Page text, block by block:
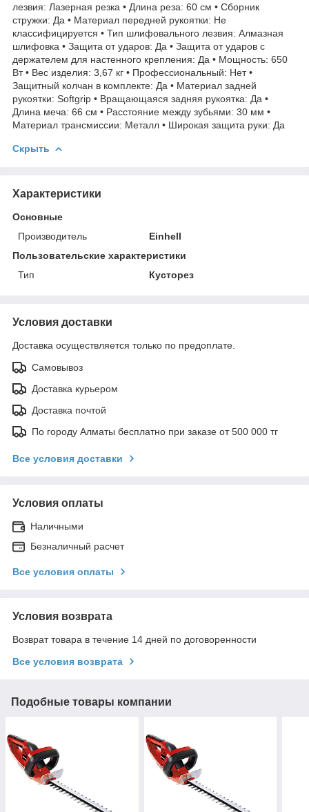
лезвия: Лазерная резка • Длина реза: 60 ​​см • Сборник
стружки: Да • Материал передней рукоятки: Не
классифицируется • Тип шлифовального лезвия: Алмазная
шлифовка • Защита от ударов: Да • Защита от ударов с
держателем для настенного крепления: Да • Мощность: 650
Вт • Вес изделия: 3,67 кг • Профессиональный: Нет •
Защитный колчан в комплекте: Да • Материал задней
рукоятки: Softgrip • Вращающаяся задняя рукоятка: Да •
Длина меча: 66 см • Расстояние между зубьями: 30 мм •
Материал трансмиссии: Металл • Широкая защита руки: Да
Скрыть
Характеристики
Основные
Производитель
Einhell
Пользовательские характеристики
Тип
Кусторез
Условия доставки
Доставка осуществляется только по предоплате.
Самовывоз
Доставка курьером
Доставка почтой
По городу Алматы бесплатно при заказе от 500 000 тг
Все условия доставки
Условия оплаты
Наличными
Безналичный расчет
Все условия оплаты
Условия возврата
Возврат товара в течение 14 дней по договоренности
Все условия возврата
Подобные товары компании